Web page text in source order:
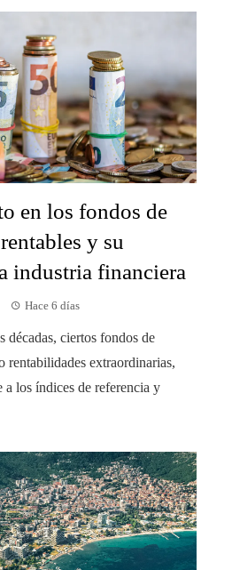
en los fondos de
y su
industria financiera
Hace 6 días
décadas, ciertos fondos de
rentabilidades extraordinarias,
a los índices de referencia y